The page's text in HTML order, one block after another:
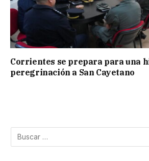
Corrientes se prepara para una
peregrinación a San Cayetano